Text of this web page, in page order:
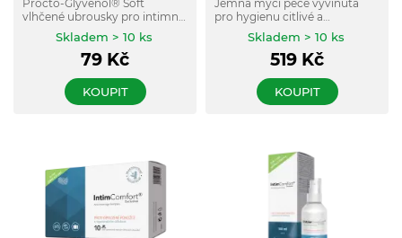
Procto-Glyvenol® Soft
vlhčené ubrousky pro intimní
hygienu v anální oblasti
obsahují výtažek z rostliny
Ruscus aculeatus, který
napomáhá pečovat o pokožku
při pocitu svědění a pálení.
Skladem > 10 ks
79 Kč
KOUPIT
Jemná mycí péče vyvinuta
pro hygienu citlivé a
podrážděné pokožky
intimních partií i celého těla.
Bez obsahu mýdla pro
každodenní hygienu i při
podráždění.
Skladem > 10 ks
519 Kč
KOUPIT